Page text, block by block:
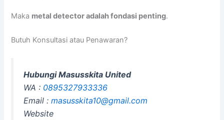
Maka metal detector adalah fondasi penting.
Butuh Konsultasi atau Penawaran?
Hubungi Masusskita United
WA : 0895327933336
Email :masusskita10@gmail.com
Website